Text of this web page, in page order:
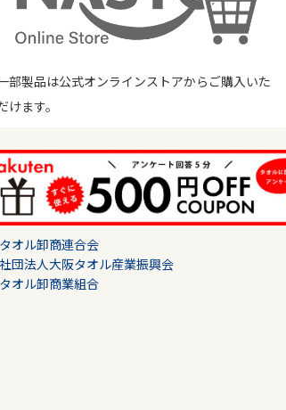
部製品は公式オンラインストアからご購入いた
けます。
オル卸商連合会
団法人大阪タオル産業振興会
オル卸商業組合